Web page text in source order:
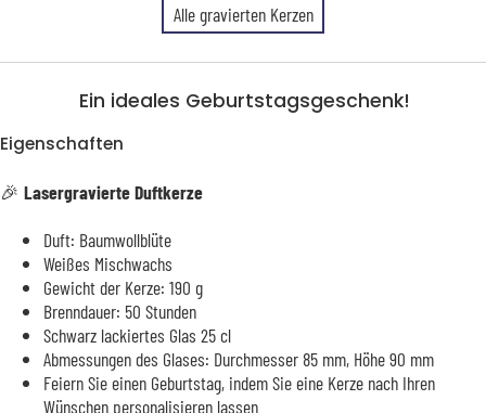
Alle gravierten Kerzen
Ein ideales Geburtstagsgeschenk!
Eigenschaften
🎉 Lasergravierte Duftkerze
Duft: Baumwollblüte
Weißes Mischwachs
Gewicht der Kerze: 190 g
Brenndauer: 50 Stunden
Schwarz lackiertes Glas 25 cl
Abmessungen des Glases: Durchmesser 85 mm, Höhe 90 mm
Feiern Sie einen Geburtstag, indem Sie eine Kerze nach Ihren
Wünschen personalisieren lassen